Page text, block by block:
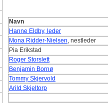
Navn
Hanne Eldby, leder
Mona Ridder-Nielsen, nestleder
Pia Erikstad
Roger Storslett
Benjamin Bornø
Tommy Skjervold
Arild Skjeltorp